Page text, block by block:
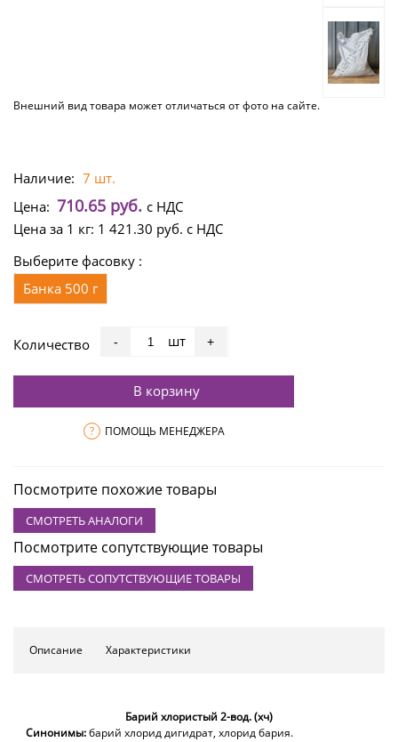
Внешний вид товара может отличаться от фото на сайте.
Наличие: 7 шт.
Цена: 710.65 руб. с НДС
Цена за 1 кг: 1 421.30 руб. с НДС
Выберите фасовку :
Банка 500 г
Количество - шт +
В корзину
? ПОМОЩЬ МЕНЕДЖЕРА
Посмотрите похожие товары
СМОТРЕТЬ АНАЛОГИ
Посмотрите сопутствующие товары
СМОТРЕТЬ СОПУТСТВУЮЩИЕ ТОВАРЫ
Описание Характеристики
Барий хлористый 2-вод. (хч)
Синонимы:барий хлорид дигидрат, хлорид бария.